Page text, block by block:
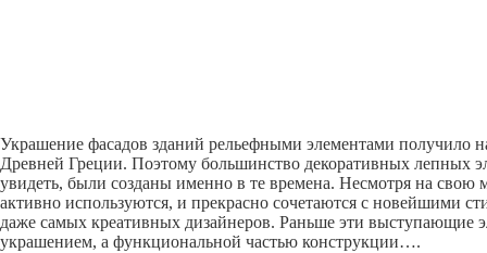
Украшение фасадов зданий рельефными элементами получило
Древней Греции. Поэтому большинство декоративных лепных
увидеть, были созданы именно в те времена. Несмотря на свою
активно используются, и прекрасно сочетаются с новейшими
даже самых креативных дизайнеров. Раньше эти выступающие
украшением, а функциональной частью конструкции….